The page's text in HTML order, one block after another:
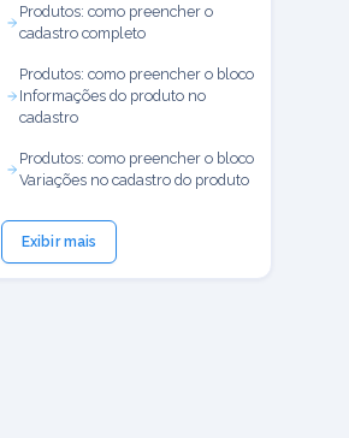
Produtos: como preencher o
cadastro completo
Produtos: como preencher o bloco
Informações do produto no
cadastro
Produtos: como preencher o bloco
Variações no cadastro do produto
Exibir mais